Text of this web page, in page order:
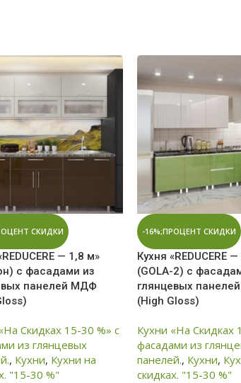
СКИДКИ
— 1,8 м»
с фасадами из
панелей МДФ
Скидках 15-30 %» с
из глянцевых
, Кухни, Кухни на
"15-30 %"
-16%;ПРОЦЕНТ СКИДКИ
Кухня «REDUCERE
(GOLA-2) с
глянцевых
(High Gloss)
Кухни «На Скидках
фасадами из
панелей., Кухни,
скидках. "15-30 %"